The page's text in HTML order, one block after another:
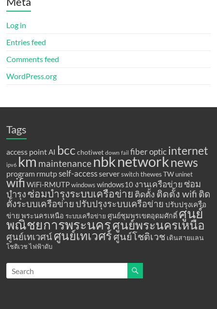
Log in
Entries feed
Comments feed
WordPress.org
Tags
access pointAI bcc chotiwet down fail fiber opticinternet
ipv6 km maintenance nbknetworknews
program rmutpself-accessserver switch thewes TW uninet
wifi WiFi-RMUTP windows windows10 งานเครือข่าย ซ่อม
บำรุง ซ่อมบำรุงระบบเครือข่าย ติดตั้ง ติดตั้ง wifi ติด
ตั้งระบบเครือข่าย ปรับปรุงระบบเครือข่าย ปรับปรุงเครือ
ข่าย พระนครเหนือ ระบบเครือข่าย ศูนย์ชุมพรเขตอุดมศักดิ์ ศูนย์
พณิชยการพระนครศูนย์พระนครเหนือ
ศูนย์เทเวศน์ ศูนย์เทเวศร์ศูนย์โชติเวช เดินสายแลน
โชติเวช ไฟฟ้าดับ